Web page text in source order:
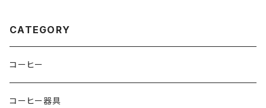
CATEGORY
コーヒー
コーヒー器具